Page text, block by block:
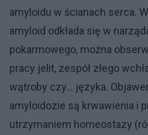
amyloidu w ścianach serca.
amyloid odkłada się w
pokarmowego, można
pracy jelit, zespół złego
wątroby czy… języka.
amyloidozie są krwawienia i
utrzymaniem homeostazy